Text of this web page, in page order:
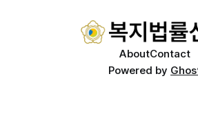
AboutContact
Powered by